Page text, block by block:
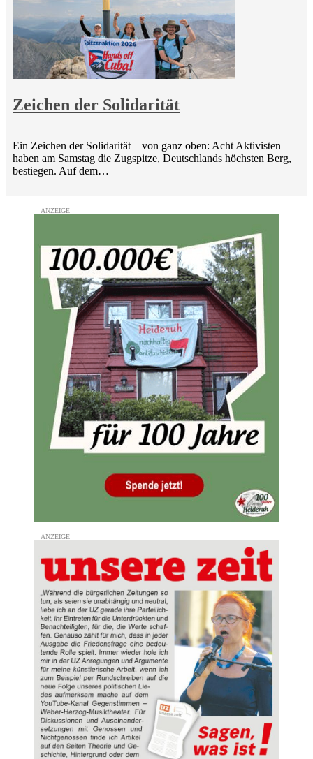
Zeichen der Solidarität
Ein Zeichen der Solidarität – von ganz oben: Acht Aktivisten
haben am Samstag die Zugspitze, Deutschlands höchsten Berg,
bestiegen. Auf dem…